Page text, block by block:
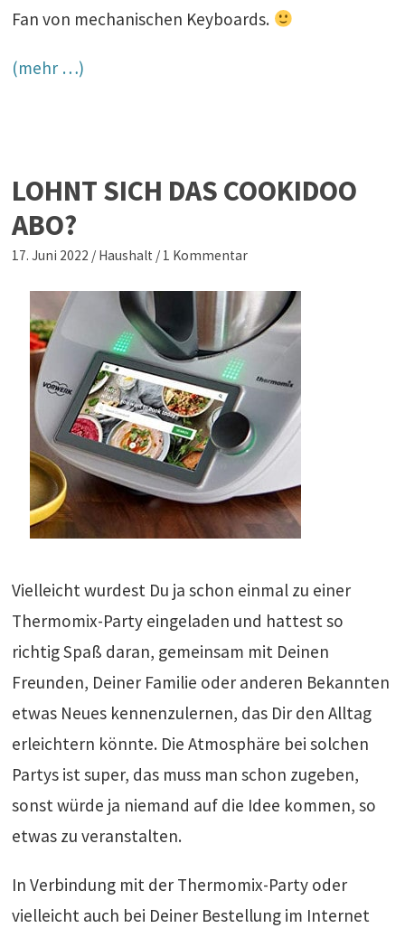
Fan von mechanischen Keyboards.
(mehr …)
LOHNT SICH DAS COOKIDOO
ABO?
17. Juni 2022 / Haushalt / 1 Kommentar
Vielleicht wurdest Du ja schon einmal zu einer
Thermomix-Party eingeladen und hattest so
richtig Spaß daran, gemeinsam mit Deinen
Freunden, Deiner Familie oder anderen Bekannten
etwas Neues kennenzulernen, das Dir den Alltag
erleichtern könnte. Die Atmosphäre bei solchen
Partys ist super, das muss man schon zugeben,
sonst würde ja niemand auf die Idee kommen, so
etwas zu veranstalten.
In Verbindung mit der Thermomix-Party oder
vielleicht auch bei Deiner Bestellung im Internet